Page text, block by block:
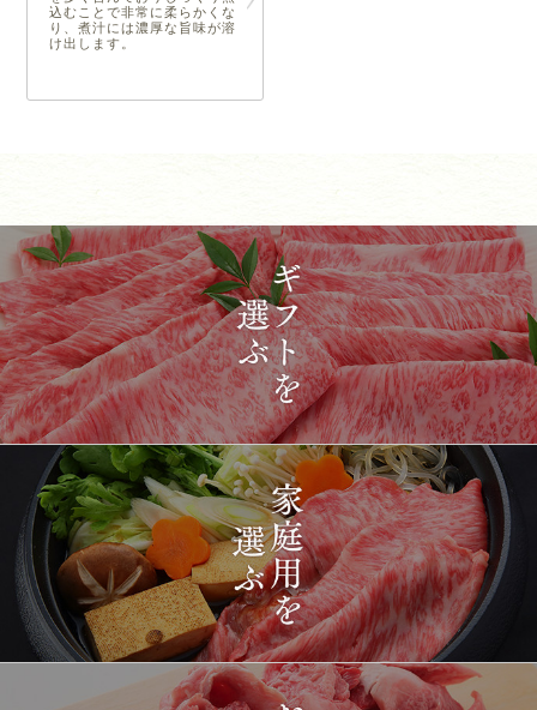
込むことで非常に柔らかくな
り、煮汁には濃厚な旨味が溶
け出します。